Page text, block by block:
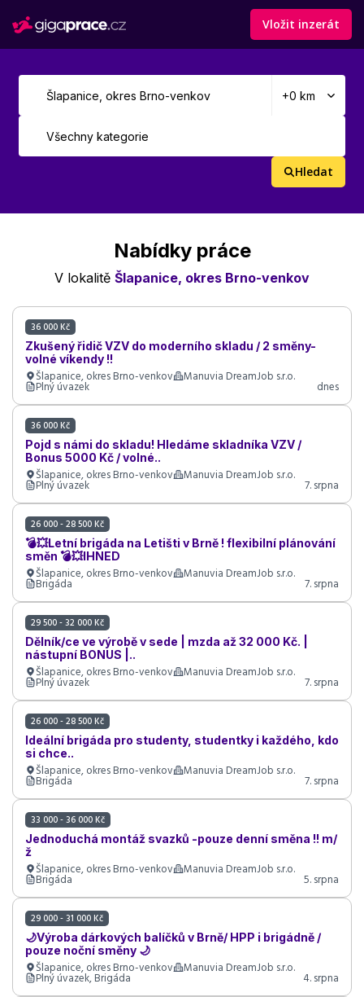
Vložit inzerát
Hledat
Nabídky práce
V lokalitě Šlapanice, okres Brno-venkov
36 000 Kč
Zkušený řidič VZV do moderního skladu / 2 směny-
volné víkendy !!
Šlapanice, okres Brno-venkov Manuvia DreamJob s.r.o.
Plný úvazek dnes
36 000 Kč
Pojd s námi do skladu! Hledáme skladníka VZV /
Bonus 5000 Kč / volné..
Šlapanice, okres Brno-venkov Manuvia DreamJob s.r.o.
Plný úvazek 7. srpna
26 000 - 28 500 Kč
💣💥Letní brigáda na Letišti v Brně ! flexibilní plánování
směn 💣💥IHNED
Šlapanice, okres Brno-venkov Manuvia DreamJob s.r.o.
Brigáda 7. srpna
29 500 - 32 000 Kč
Dělník/ce ve výrobě v sede | mzda až 32 000 Kč. |
nástupní BONUS |..
Šlapanice, okres Brno-venkov Manuvia DreamJob s.r.o.
Plný úvazek 7. srpna
26 000 - 28 500 Kč
Ideální brigáda pro studenty, studentky i každého, kdo
si chce..
Šlapanice, okres Brno-venkov Manuvia DreamJob s.r.o.
Brigáda 7. srpna
33 000 - 36 000 Kč
Jednoduchá montáž svazků -pouze denní směna !! m/
ž
Šlapanice, okres Brno-venkov Manuvia DreamJob s.r.o.
Brigáda 5. srpna
29 000 - 31 000 Kč
🌙Výroba dárkových balíčků v Brně/ HPP i brigádně /
pouze noční směny 🌙
Šlapanice, okres Brno-venkov Manuvia DreamJob s.r.o.
Plný úvazek, Brigáda 4. srpna